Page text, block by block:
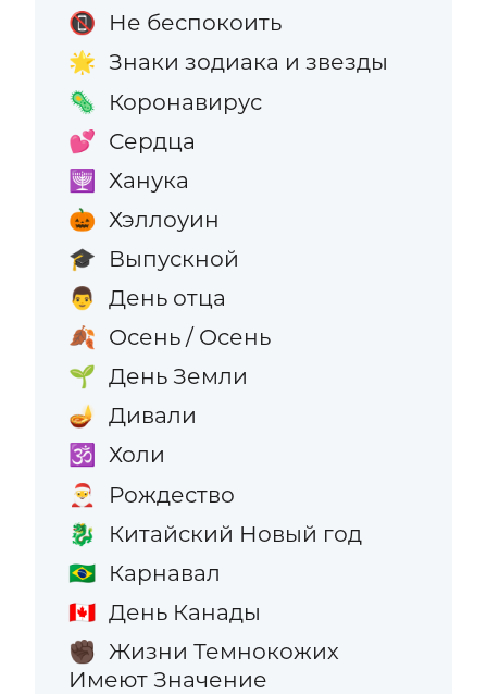
📵 Не беспокоить
🌟 Знаки зодиака и звезды
🦠 Коронавирус
💕 Сердца
🕎 Ханука
🎃 Хэллоуин
🎓 Выпускной
👨 День отца
🍂 Осень / Осень
🌱 День Земли
🪔 Дивали
🕉️ Холи
🎅 Рождество
🐉 Китайский Новый год
🇧🇷 Карнавал
🇨🇦 День Канады
✊🏿 Жизни Темнокожих
Имеют Значение